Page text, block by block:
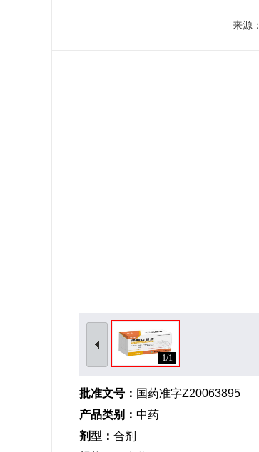
来源：
1/1
批准文号： 国药准字Z20063895
产品类别： 中药
剂型： 合剂